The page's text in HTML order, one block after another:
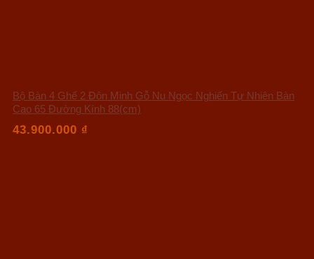
Bộ Bàn 4 Ghế 2 Đôn Minh Gỗ Nu Ngọc Nghiến Tự Nhiên Bàn
Cao 65 Đường Kính 88(cm)
43.900.000 ₫